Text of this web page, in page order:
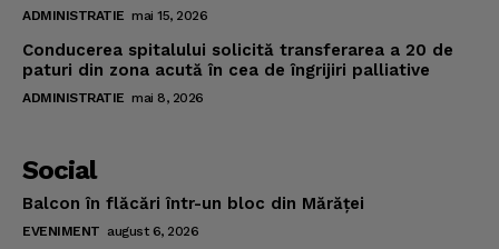
ADMINISTRATIE mai 15, 2026
Conducerea spitalului solicită transferarea a 20 de
paturi din zona acută în cea de îngrijiri palliative
ADMINISTRATIE mai 8, 2026
Social
Balcon în flăcări într-un bloc din Mărăţei
EVENIMENT august 6, 2026